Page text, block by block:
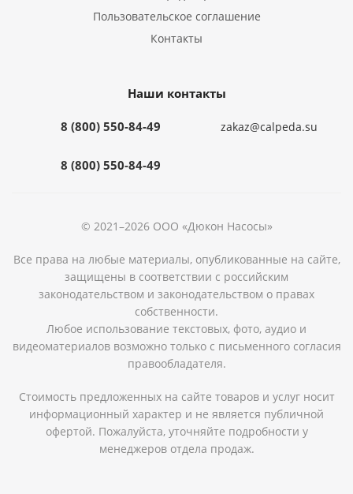
Пользовательское соглашение
Контакты
Наши контакты
8 (800) 550-84-49
8 (800) 550-84-49
zakaz@calpeda.su
© 2021–2026 ООО «Дюкон Насосы»
Все права на любые материалы, опубликованные на сайте,
защищены в соответствии с российским
законодательством и законодательством о правах
собственности.
Любое использование текстовых, фото, аудио и
видеоматериалов возможно только с письменного согласия
правообладателя.
Стоимость предложенных на сайте товаров и услуг носит
информационный характер и не является публичной
офертой. Пожалуйста, уточняйте подробности у
менеджеров отдела продаж.